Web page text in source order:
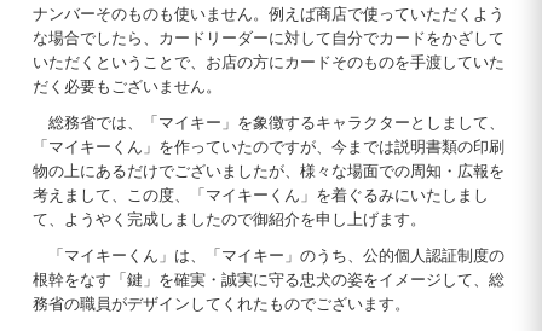
ナンバーそのものも使いません。例えば商店で使っていただくよう
な場合でしたら、カードリーダーに対して自分でカードをかざして
いただくということで、お店の方にカードそのものを手渡していた
だく必要もございません。
総務省では、「マイキー」を象徴するキャラクターとしまして、
「マイキーくん」を作っていたのですが、今までは説明書類の印刷
物の上にあるだけでございましたが、様々な場面での周知・広報を
考えまして、この度、「マイキーくん」を着ぐるみにいたしまし
て、ようやく完成しましたので御紹介を申し上げます。
「マイキーくん」は、「マイキー」のうち、公的個人認証制度の
根幹をなす「鍵」を確実・誠実に守る忠犬の姿をイメージして、総
務省の職員がデザインしてくれたものでございます。